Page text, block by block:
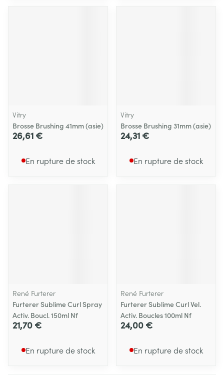
Vitry
Brosse Brushing 41mm (asie)
26,61 €
En rupture de stock
Vitry
Brosse Brushing 31mm (asie)
24,31 €
En rupture de stock
René Furterer
Furterer Sublime Curl Spray
Activ. Boucl. 150ml Nf
21,70 €
En rupture de stock
René Furterer
Furterer Sublime Curl Vel.
Activ. Boucles 100ml Nf
24,00 €
En rupture de stock